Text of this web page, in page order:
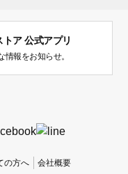
ア 公式アプリ
報をお知らせ。
の方へ
会社概要